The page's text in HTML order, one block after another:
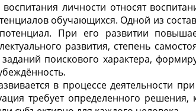
личности относят
обучающихся. Одной из
При его развитии
развития, степень
поискового характера,
в процессе деятельности
требует определенного решения,